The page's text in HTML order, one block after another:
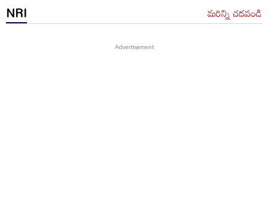
NRI మరిన్ని చదవండి